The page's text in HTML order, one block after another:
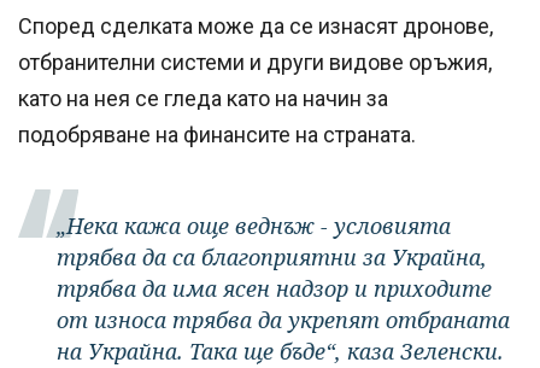
Според сделката може да се изнасят дронове,
отбранителни системи и други видове оръжия,
като на нея се гледа като на начин за
подобряване на финансите на страната.
„Нека кажа още веднъж - условията
трябва да са благоприятни за Украйна,
трябва да има ясен надзор и приходите
от износа трябва да укрепят отбраната
на Украйна. Така ще бъде“, каза Зеленски.